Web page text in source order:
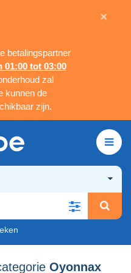
betalingspartner
01:00 tot 03:00
zal
kunnen de
zijn.
×
Oyonnax